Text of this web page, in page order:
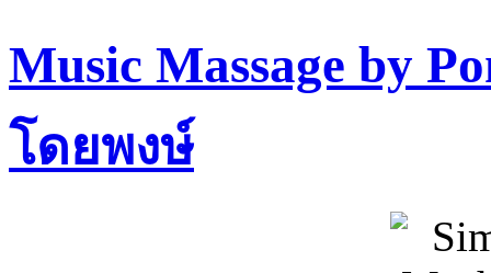
Music Massage by
โดยพงษ์